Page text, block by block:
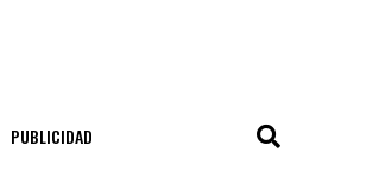
PUBLICIDAD